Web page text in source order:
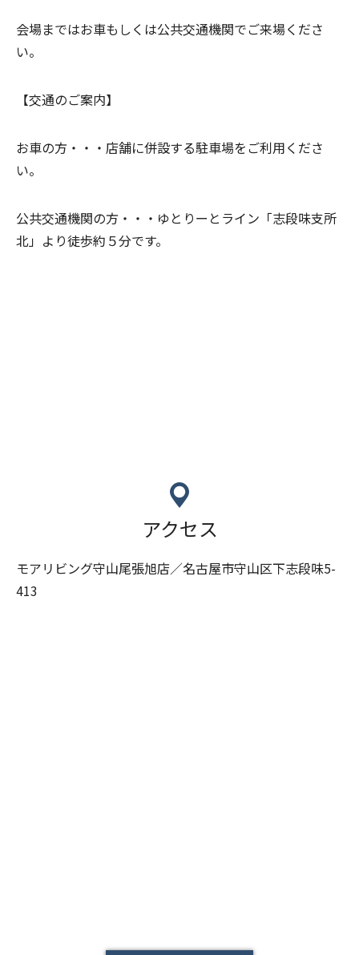
会場まではお車もしくは公共交通機関でご来場くださ
い。
【交通のご案内】
お車の方・・・ 店舗に併設する駐車場をご利用くださ
い。
公共交通機関の方・・・ゆとりーとライン 「志段味支所
北」より徒歩約５分です。
アクセス
モアリビング守山尾張旭店／名古屋市守山区下志段味5-
413